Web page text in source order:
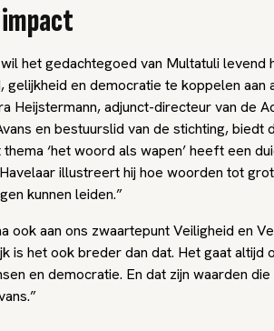
het gedachtegoed van Multatuli levend
gelijkheid en democratie te koppelen aan
Heijstermann, adjunct-directeur van de
en bestuurslid van de stichting, biedt
‘het woord als wapen’ heeft een
illustreert hij hoe woorden tot
kunnen leiden.”
ook aan ons zwaartepunt Veiligheid en
is het ook breder dan dat. Het gaat altijd
en democratie. En dat zijn waarden